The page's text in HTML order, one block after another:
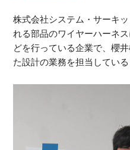
株式会社システム・サーキ
れる部品のワイヤーハーネ
どを行っている企業で、櫻
た設計の業務を担当している